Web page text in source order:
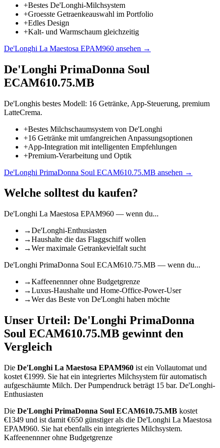
+Bestes De'Longhi-Milchsystem
+Groesste Getraenkeauswahl im Portfolio
+Edles Design
+Kalt- und Warmschaum gleichzeitig
De'Longhi La Maestosa EPAM960 ansehen →
De'Longhi PrimaDonna Soul
ECAM610.75.MB
De'Longhis bestes Modell: 16 Getränke, App-Steuerung, premium
LatteCrema.
+Bestes Milchschaumsystem von De'Longhi
+16 Getränke mit umfangreichen Anpassungsoptionen
+App-Integration mit intelligenten Empfehlungen
+Premium-Verarbeitung und Optik
De'Longhi PrimaDonna Soul ECAM610.75.MB ansehen →
Welche solltest du kaufen?
De'Longhi La Maestosa EPAM960 — wenn du...
→De'Longhi-Enthusiasten
→Haushalte die das Flaggschiff wollen
→Wer maximale Getrankevielfalt sucht
De'Longhi PrimaDonna Soul ECAM610.75.MB — wenn du...
→Kaffeenennner ohne Budgetgrenze
→Luxus-Haushalte und Home-Office-Power-User
→Wer das Beste von De'Longhi haben möchte
Unser Urteil: De'Longhi PrimaDonna
Soul ECAM610.75.MB gewinnt den
Vergleich
Die De'Longhi La Maestosa EPAM960 ist ein Vollautomat und
kostet €1999. Sie hat ein integriertes Milchsystem für automatisch
aufgeschäumte Milch. Der Pumpendruck beträgt 15 bar. De'Longhi-
Enthusiasten
Die De'Longhi PrimaDonna Soul ECAM610.75.MB kostet
€1349 und ist damit €650 günstiger als die De'Longhi La Maestosa
EPAM960. Sie hat ebenfalls ein integriertes Milchsystem.
Kaffeenennner ohne Budgetgrenze